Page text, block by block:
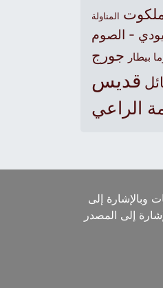
المناولة
- الصوم
بيطار جورج
قديس
الراعي
وبالإشارة إلى
إلى المصدر